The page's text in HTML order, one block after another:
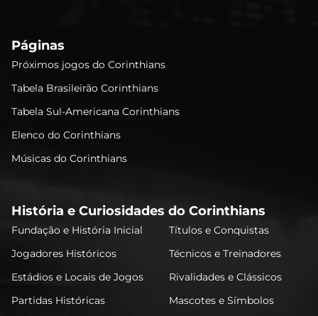
Páginas
Próximos jogos do Corinthians
Tabela Brasileirão Corinthians
Tabela Sul-Americana Corinthians
Elenco do Corinthians
Músicas do Corinthians
História e Curiosidades do Corinthians
Fundação e História Inicial
Títulos e Conquistas
Jogadores Históricos
Técnicos e Treinadores
Estádios e Locais de Jogos
Rivalidades e Clássicos
Partidas Históricas
Mascotes e Símbolos